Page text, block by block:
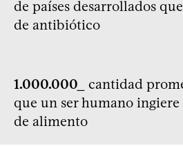
de países desarrollados
de antibiótico
1.000.000_
cantidad
que un ser humano
de alimento